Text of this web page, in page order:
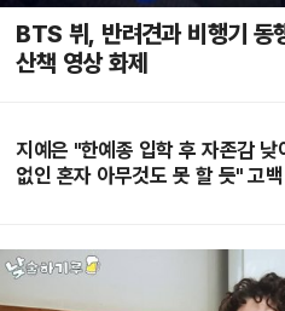
BTS 뷔, 반려견과 비행기 동
산책 영상 화제
지예은 "한예종 입학 후 자존감 낮
없인 혼자 아무것도 못 할 듯" 고백